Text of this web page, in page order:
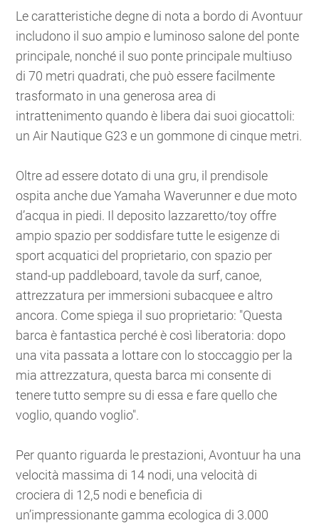
Le caratteristiche degne di nota a bordo di Avontuur
includono il suo ampio e luminoso salone del ponte
principale, nonché il suo ponte principale multiuso
di 70 metri quadrati, che può essere facilmente
trasformato in una generosa area di
intrattenimento quando è libera dai suoi giocattoli:
un Air Nautique G23 e un gommone di cinque metri.
Oltre ad essere dotato di una gru, il prendisole
ospita anche due Yamaha Waverunner e due moto
d’acqua in piedi. Il deposito lazzaretto/toy offre
ampio spazio per soddisfare tutte le esigenze di
sport acquatici del proprietario, con spazio per
stand-up paddleboard, tavole da surf, canoe,
attrezzatura per immersioni subacquee e altro
ancora. Come spiega il suo proprietario: "Questa
barca è fantastica perché è così liberatoria: dopo
una vita passata a lottare con lo stoccaggio per la
mia attrezzatura, questa barca mi consente di
tenere tutto sempre su di essa e fare quello che
voglio, quando voglio".
Per quanto riguarda le prestazioni, Avontuur ha una
velocità massima di 14 nodi, una velocità di
crociera di 12,5 nodi e beneficia di
un’impressionante gamma ecologica di 3.000